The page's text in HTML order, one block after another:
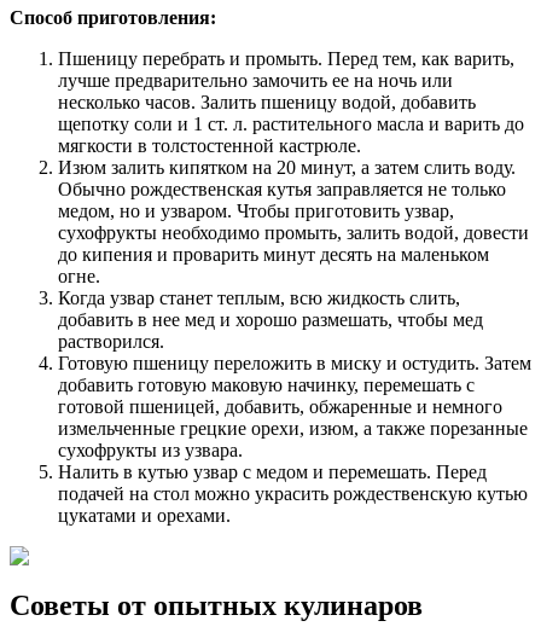
Способ приготовления:
Пшеницу перебрать и промыть. Перед тем, как варить,
лучше предварительно замочить ее на ночь или
несколько часов. Залить пшеницу водой, добавить
щепотку соли и 1 ст. л. растительного масла и варить до
мягкости в толстостенной кастрюле.
Изюм залить кипятком на 20 минут, а затем слить воду.
Обычно рождественская кутья заправляется не только
медом, но и узваром. Чтобы приготовить узвар,
сухофрукты необходимо промыть, залить водой, довести
до кипения и проварить минут десять на маленьком
огне.
Когда узвар станет теплым, всю жидкость слить,
добавить в нее мед и хорошо размешать, чтобы мед
растворился.
Готовую пшеницу переложить в миску и остудить. Затем
добавить готовую маковую начинку, перемешать с
готовой пшеницей, добавить, обжаренные и немного
измельченные грецкие орехи, изюм, а также порезанные
сухофрукты из узвара.
Налить в кутью узвар с медом и перемешать. Перед
подачей на стол можно украсить рождественскую кутью
цукатами и орехами.
Советы от опытных кулинаров